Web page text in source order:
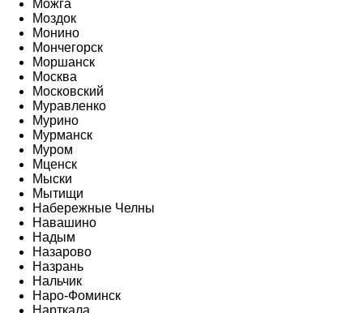
Можга
Моздок
Монино
Мончегорск
Моршанск
Москва
Московский
Муравленко
Мурино
Мурманск
Муром
Мценск
Мыски
Мытищи
Набережные Челны
Навашино
Надым
Назарово
Назрань
Нальчик
Наро-Фоминск
Нарткала